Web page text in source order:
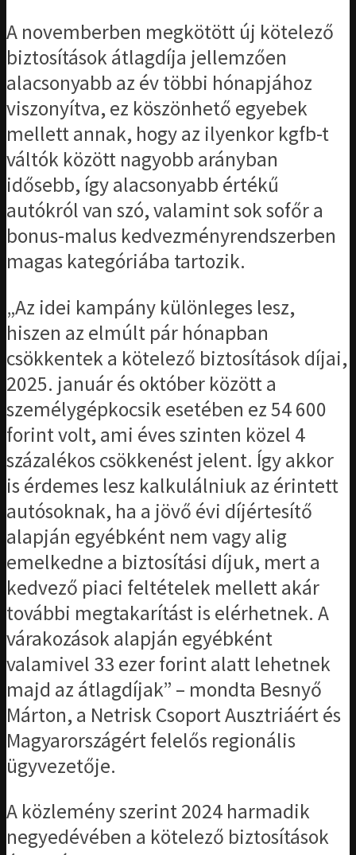
A novemberben megkötött új kötelező
biztosítások átlagdíja jellemzően
alacsonyabb az év többi hónapjához
viszonyítva, ez köszönhető egyebek
mellett annak, hogy az ilyenkor kgfb-t
váltók között nagyobb arányban
idősebb, így alacsonyabb értékű
autókról van szó, valamint sok sofőr a
bonus-malus kedvezményrendszerben
magas kategóriába tartozik.
„Az idei kampány különleges lesz,
hiszen az elmúlt pár hónapban
csökkentek a kötelező biztosítások díjai,
2025. január és október között a
személygépkocsik esetében ez 54 600
forint volt, ami éves szinten közel 4
százalékos csökkenést jelent. Így akkor
is érdemes lesz kalkulálniuk az érintett
autósoknak, ha a jövő évi díjértesítő
alapján egyébként nem vagy alig
emelkedne a biztosítási díjuk, mert a
kedvező piaci feltételek mellett akár
további megtakarítást is elérhetnek. A
várakozások alapján egyébként
valamivel 33 ezer forint alatt lehetnek
majd az átlagdíjak” – mondta Besnyő
Márton, a Netrisk Csoport Ausztriáért és
Magyarországért felelős regionális
ügyvezetője.
A közlemény szerint 2024 harmadik
negyedévében a kötelező biztosítások